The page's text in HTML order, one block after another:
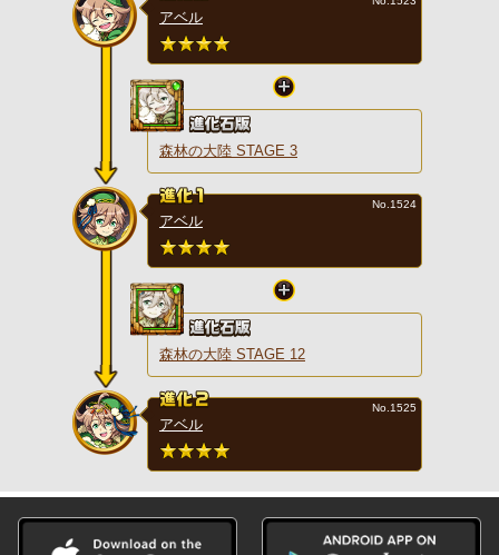
アベル
森林の大陸 STAGE 3
アベル
No.1524
森林の大陸 STAGE 12
アベル
No.1525